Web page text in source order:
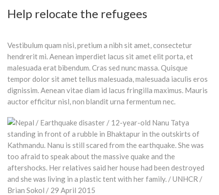
Help relocate the refugees
Vestibulum quam nisi, pretium a nibh sit amet, consectetur
hendrerit mi. Aenean imperdiet lacus sit amet elit porta, et
malesuada erat bibendum. Cras sed nunc massa. Quisque
tempor dolor sit amet tellus malesuada, malesuada iaculis eros
dignissim. Aenean vitae diam id lacus fringilla maximus. Mauris
auctor efficitur nisl, non blandit urna fermentum nec.